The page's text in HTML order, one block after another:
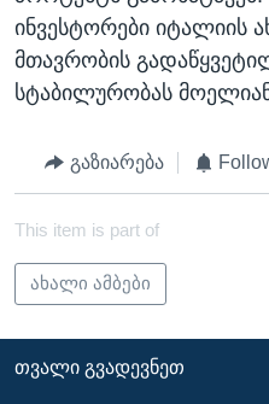
ინვესტორები იტალიის
მთავრობის
სტაბილურობას
გაზიარება
This item is part of
ახალი ამბები
ᲗᲕᲐᲚᲘ ᲒᲕᲐᲓᲔᲕᲜᲔᲗ